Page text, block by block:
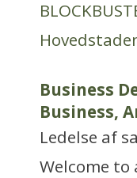
Business
Business,
Ledelse af
Welcome